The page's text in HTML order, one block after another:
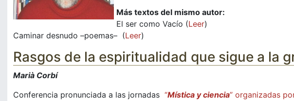
Más textos del mismo autor:
El ser como Vacío (Leer)
Caminar desnudo –poemas– (Leer)
Rasgos de la espiritualidad que sigue a la
Marià Corbí
Conferencia pronunciada a las jornadas “Mística y ciencia” organizadas